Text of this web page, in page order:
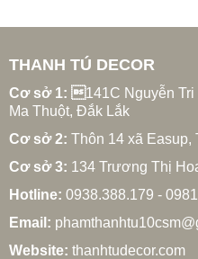
Xu hướng rèm
27/02/2026
Cách chọn
27/02/2026
THANH TÚ DECOR
Cơ sở 1: 141C Nguyễn
Ma Thuột, Đắk Lắk
Cơ sở 2: Thôn 14 xã
Cơ sở 3: 134 Trương Thị
Hotline: 0938.388.179 -
Email:
Website: thanhtudecor.com